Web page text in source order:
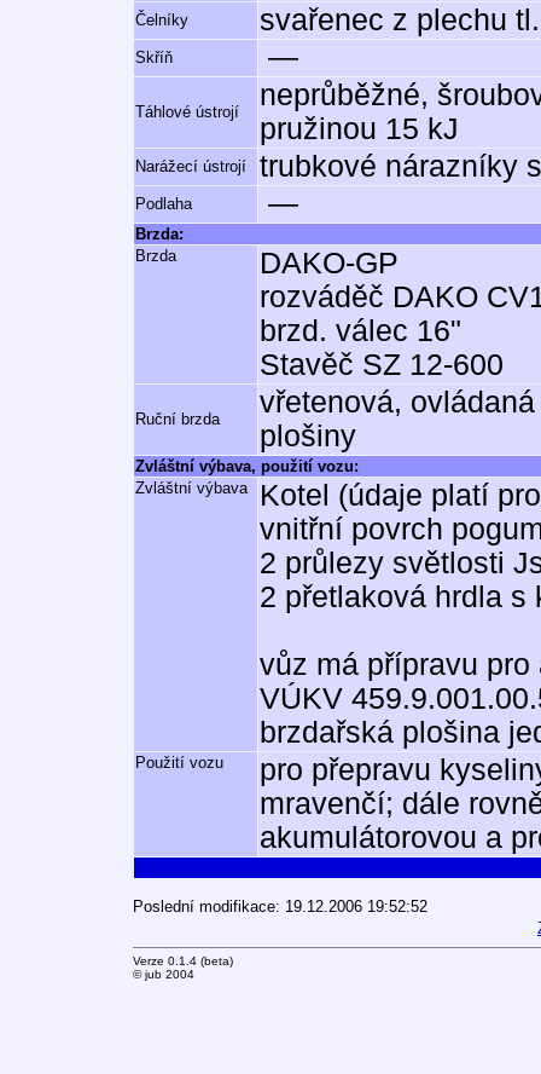
Čelníky svařenec z plechu
Skříň —
Táhlové ústrojí
neprůběžné,
pružinou 15 kJ
Narážecí ústrojí trubkové nárazníky
Podlaha —
Brzda:
Brzda
DAKO-GP
rozváděč DAKO
brzd. válec 16"
Stavěč SZ 12-600
Ruční brzda
vřetenová,
plošiny
Zvláštní výbava, použití vozu:
Zvláštní výbava
Kotel (údaje platí
vnitřní povrch
2 průlezy světlosti
2 přetlaková hrdla s
vůz má přípravu
VÚKV
brzdařská plošina
Použití vozu
pro přepravu
mravenčí; dále
akumulátorovou a
Poslední modifikace: 19.12.2006 19:52:52
Verze 0.1.4 (beta)
© jub 2004